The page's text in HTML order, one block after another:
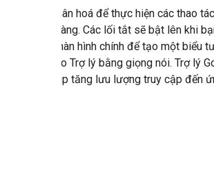
được cá nhân hoá để thực hiện các thao
và dễ dàng. Các lối tắt sẽ bật lên khi
lối tắt vào màn hình chính để tạo một biểu
thể gọi cho Trợ lý bằng giọng nói. Trợ lý
dùng và giúp tăng lưu lượng truy cập đến